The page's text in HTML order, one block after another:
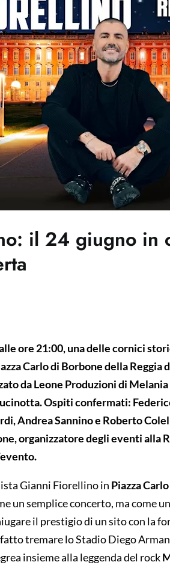
il 24 giugno in
ore 21:00, una delle cornici
Carlo di Borbone della
da Leone Produzioni di Melania
Ospiti confermati:
Andrea Sannino e Roberto
organizzatore degli eventi alla
Gianni Fiorellino in Piazza
un semplice concerto, ma come un
il prestigio di un sito con la
tremare lo Stadio Diego
insieme alla leggenda del rock